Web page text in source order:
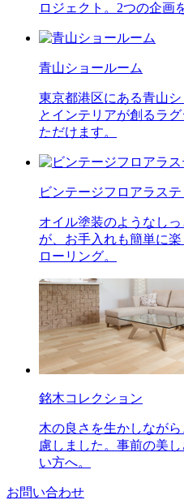
ロジェクト。2つの企画
青山ショールーム
東京都港区にある青山
とインテリアが創るラ
ただけます。
ビンテージフロアラステ
オイル塗装のようなし
が、お手入れも簡単に
ローリング。
銘木コレクション
木の良さを生かしなが
慮しました。事前の美
い方へ。
お問い合わせ